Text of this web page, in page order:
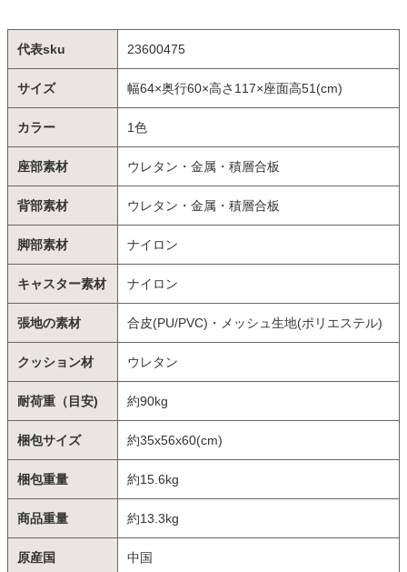
代表sku 23600475
サイズ 幅64×奥行60×高さ117×座面高51(cm)
カラー 1色
座部素材 ウレタン・金属・積層合板
背部素材 ウレタン・金属・積層合板
脚部素材 ナイロン
キャスター素材 ナイロン
張地の素材 合皮(PU/PVC)・メッシュ生地(ポリエステル)
クッション材 ウレタン
耐荷重（目安) 約90kg
梱包サイズ 約35x56x60(cm)
梱包重量 約15.6kg
商品重量 約13.3kg
原産国 中国